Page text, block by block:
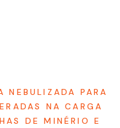
NEBULIZADA PARA
NA CARGA
DE MINÉRIO E